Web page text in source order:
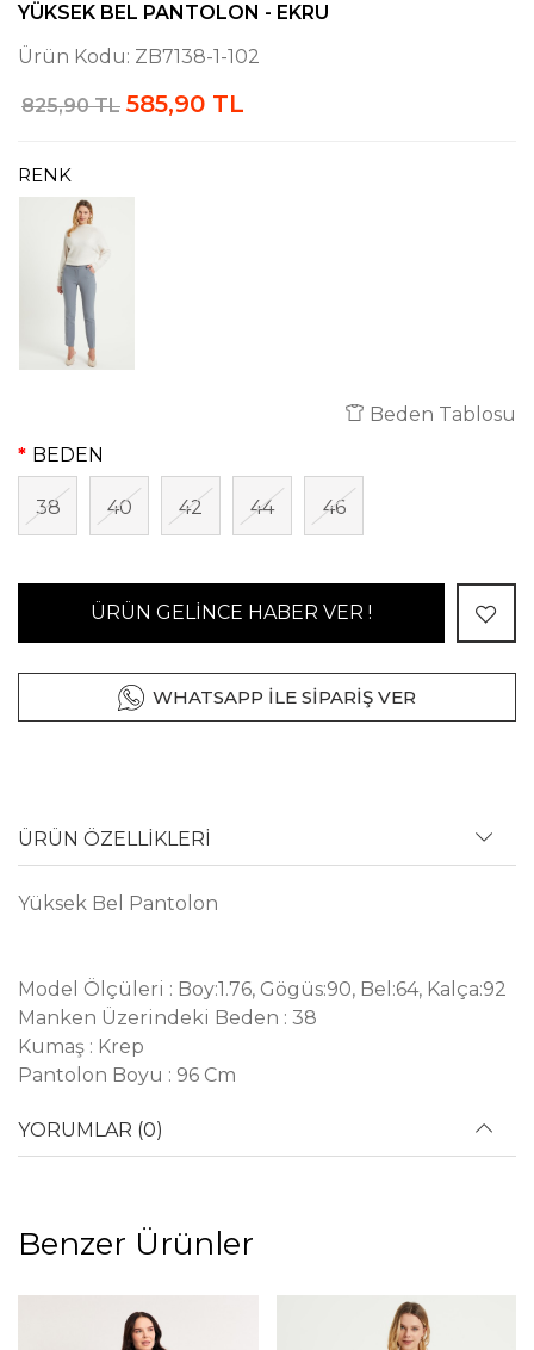
YÜKSEK BEL PANTOLON - EKRU
Ürün Kodu: ZB7138-1-102
825,90 TL 585,90 TL
RENK
Beden Tablosu
BEDEN
38 40 42 44 46
ÜRÜN GELİNCE HABER VER !
WHATSAPP İLE SİPARİŞ VER
ÜRÜN ÖZELLİKLERİ
Yüksek Bel Pantolon
Model Ölçüleri : Boy:1.76, Gögüs:90, Bel:64, Kalça:92
Manken Üzerindeki Beden : 38
Kumaş : Krep
Pantolon Boyu : 96 Cm
YORUMLAR (0)
Benzer Ürünler